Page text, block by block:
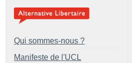
Qui sommes-nous ?
Manifeste de l'UCL